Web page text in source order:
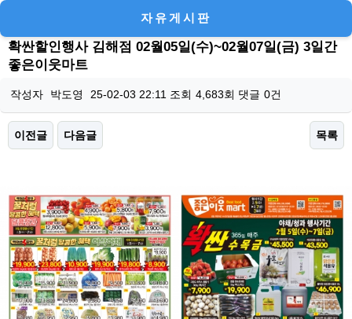
자유게시판
확싼할인행사 김해점 02월05일(수)~02월07일(금) 3일간
좋은이웃마트
작성자 박도영 25-02-03 22:11 조회 4,683회 댓글 0건
이전글 다음글 목록
본문